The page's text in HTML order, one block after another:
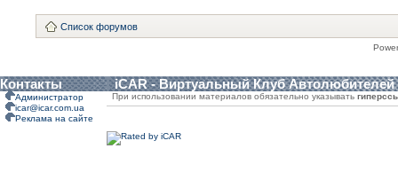
Список форумов
Контакты iCAR - Виртуальный Клуб Автолюбителей
Администратор
icar@icar.com.ua
Реклама на сайте
При использовании материалов обязательно указывать